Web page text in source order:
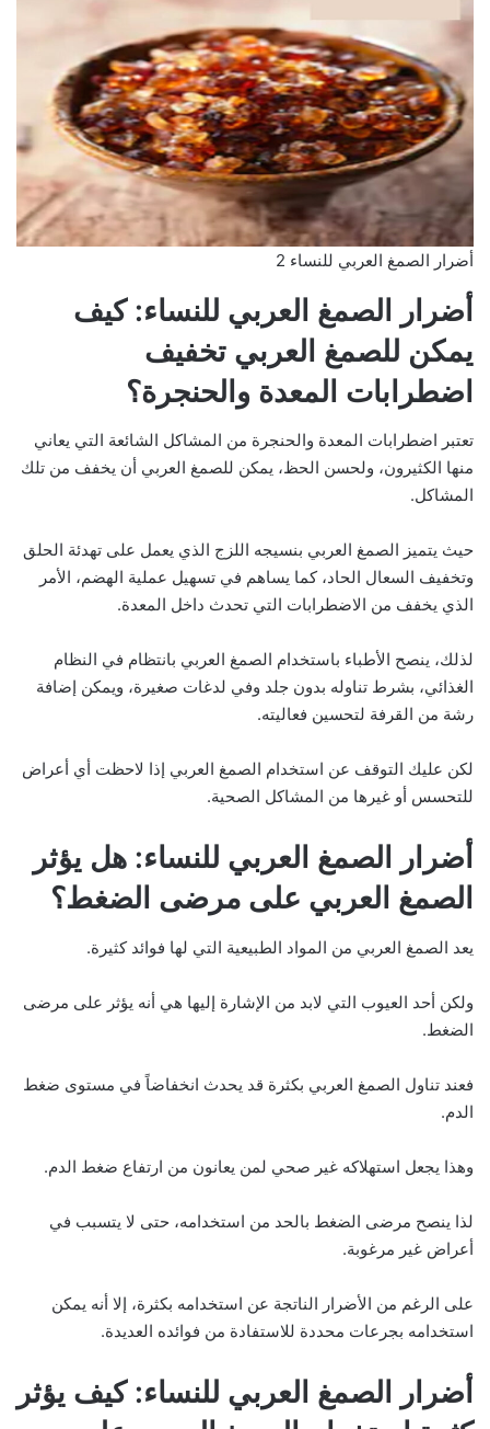
أضرار الصمغ العربي للنساء 2
أضرار الصمغ العربي للنساء: كيف
يمكن للصمغ العربي تخفيف
اضطرابات المعدة والحنجرة؟
تعتبر اضطرابات المعدة والحنجرة من المشاكل الشائعة التي يعاني
منها الكثيرون، ولحسن الحظ، يمكن للصمغ العربي أن يخفف من تلك
المشاكل.
حيث يتميز الصمغ العربي بنسيجه اللزج الذي يعمل على تهدئة الحلق
وتخفيف السعال الحاد، كما يساهم في تسهيل عملية الهضم، الأمر
الذي يخفف من الاضطرابات التي تحدث داخل المعدة.
لذلك، ينصح الأطباء باستخدام الصمغ العربي بانتظام في النظام
الغذائي، بشرط تناوله بدون جلد وفي لدغات صغيرة، ويمكن إضافة
رشة من القرفة لتحسين فعاليته.
لكن عليك التوقف عن استخدام الصمغ العربي إذا لاحظت أي أعراض
للتحسس أو غيرها من المشاكل الصحية.
أضرار الصمغ العربي للنساء: هل يؤثر
الصمغ العربي على مرضى الضغط؟
يعد الصمغ العربي من المواد الطبيعية التي لها فوائد كثيرة.
ولكن أحد العيوب التي لابد من الإشارة إليها هي أنه يؤثر على مرضى
الضغط.
فعند تناول الصمغ العربي بكثرة قد يحدث انخفاضاً في مستوى ضغط
الدم.
وهذا يجعل استهلاكه غير صحي لمن يعانون من ارتفاع ضغط الدم.
لذا ينصح مرضى الضغط بالحد من استخدامه، حتى لا يتسبب في
أعراض غير مرغوبة.
على الرغم من الأضرار الناتجة عن استخدامه بكثرة، إلا أنه يمكن
استخدامه بجرعات محددة للاستفادة من فوائده العديدة.
أضرار الصمغ العربي للنساء: كيف يؤثر